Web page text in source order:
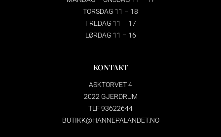
TORSDAG 11 – 18
FREDAG 11 – 17
LØRDAG 11 – 16
KONTAKT
ASKTORVET 4
2022 GJERDRUM
TLF 93622644
BUTIKK@HANNEPALANDET.NO